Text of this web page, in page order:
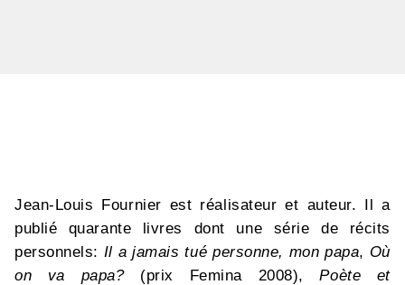
Jean-Louis Fournier est réalisateur et auteur. Il a
publié quarante livres dont une série de récits
personnels: Il a jamais tué personne, mon papa, Où
on va papa?(prix Femina 2008),Poète et